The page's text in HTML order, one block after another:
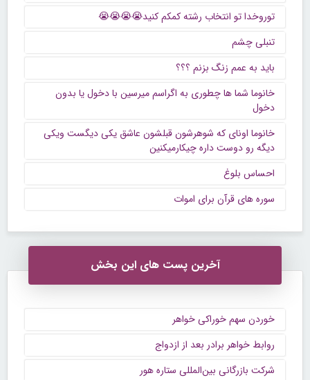
توروخدا تو انتخاب رشته کمکم کنید😭😭😭😭
تنبلی چشم
باید به عمم زنگ بزنم ؟؟؟
خانوما شما ها چطوری به اگراسم میرسین با دخول یا بدون
دخول
خانوما اونای که شوهرشون قبلشون عاشق یکی دیگست ویکی
دیگه رو دوست داره چیکارمیکنین
احساس بلوغ
سوره های قرآن برای اموات
آخرین پست های این بخش
خوردن سهم خوراکی خواهر
روابط خواهر برادر بعد از ازدواج
شرکت بازرگانی بین‌المللی ستاره هور